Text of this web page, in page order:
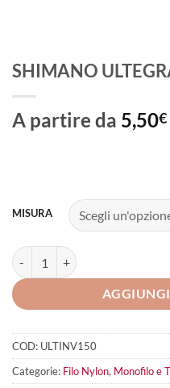
SHIMANO
A partire da 5,50€
MISURA
SHIMANO ULTEGRA Invisitec
COD: ULTINV150
Categorie: Filo Nylon, Monofilo e